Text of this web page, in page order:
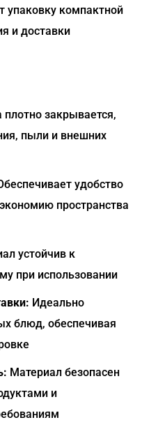
компактной
и доставки
закрывается,
пыли и внешних
удобство
пространства
устойчив к
при использовании
Идеально
блюд, обеспечивая
Материал безопасен
и